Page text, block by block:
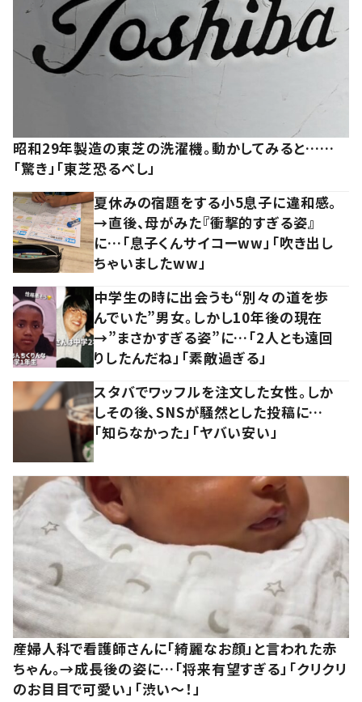
昭和29年製造の東芝の洗濯機。動かしてみると……
「驚き」「東芝恐るべし」
夏休みの宿題をする小5息子に違和感。
→直後、母がみた『衝撃的すぎる姿』
に…「息子くんサイコーww」「吹き出し
ちゃいましたww」
中学生の時に出会うも“別々の道を歩
んでいた”男女。しかし10年後の現在
→”まさかすぎる姿”に…「2人とも遠回
りしたんだね」「素敵過ぎる」
スタバでワッフルを注文した女性。しか
しその後、SNSが騒然とした投稿に…
「知らなかった」「ヤバい安い」
産婦人科で看護師さんに「綺麗なお顔」と言われた赤
ちゃん。→成長後の姿に…「将来有望すぎる」「クリクリ
のお目目で可愛い」「渋い～！」